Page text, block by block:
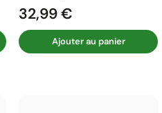
Prix
32,99 €
Ajouter au panier